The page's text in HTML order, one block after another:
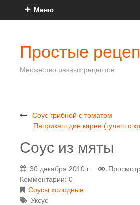
Меню
Простые
Множество разных рецептов
Соус грибной с томатом
Паприкаш дин карне (гуляш с
Соус из мяты
30 декабря 2010 г.
Комментарии: 0
Соусы холодные
Уксус